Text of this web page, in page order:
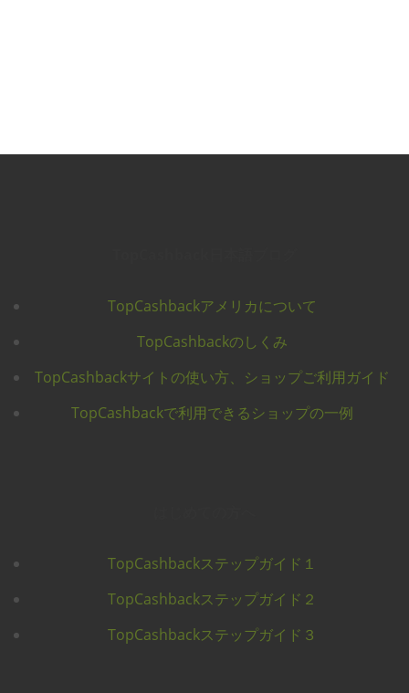
TopCashbackアメリカについて
TopCashbackのしくみ
TopCashbackサイトの使い方、ショップご利用ガイド
TopCashbackで利用できるショップの一例
TopCashbackステップガイド１
TopCashbackステップガイド２
TopCashbackステップガイド３